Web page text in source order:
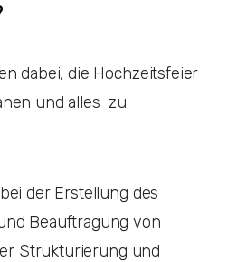
dabei, die Hochzeitsfeier
und alles zu
der Erstellung des
Beauftragung von
Strukturierung und